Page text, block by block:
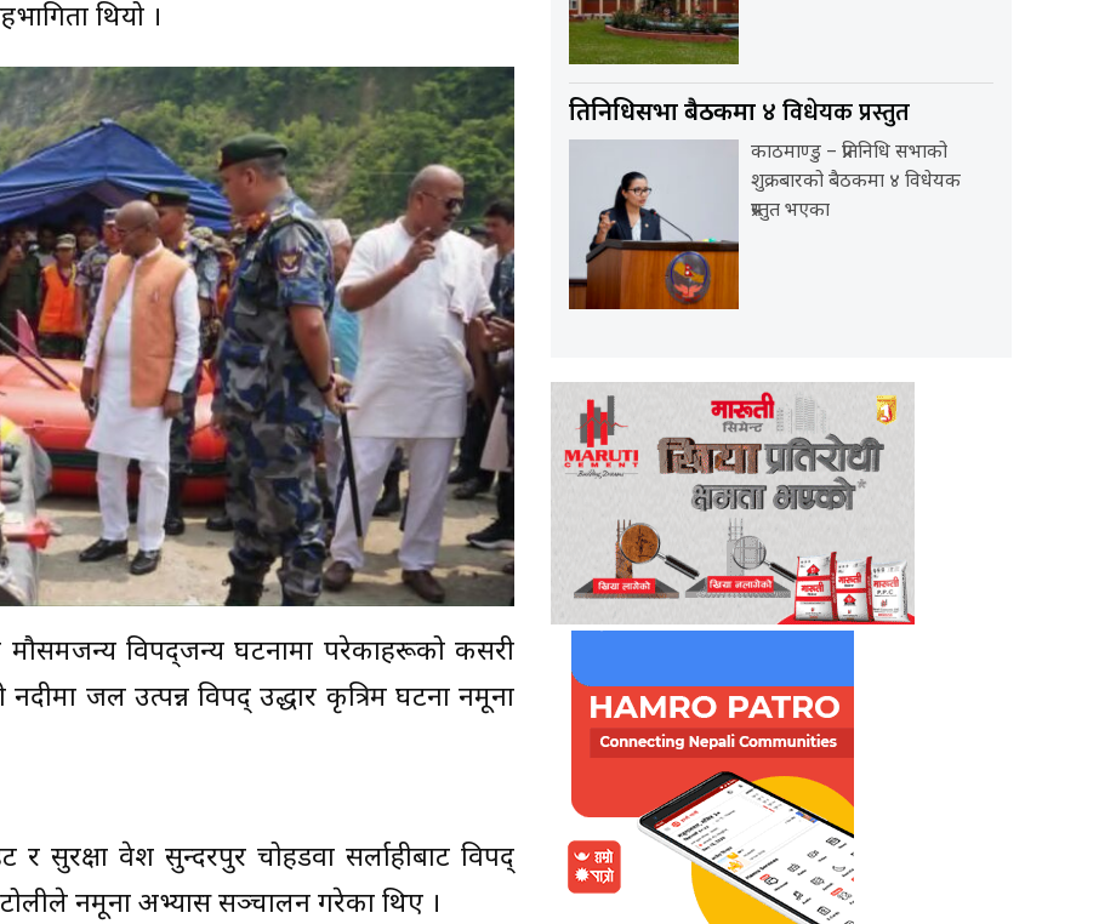
थियो ।
विपद्जन्य घटनामा परेकाहरूको कसरी
नदीमा जल उत्पन्न विपद् उद्धार कृत्रिम घटना नमूना
सुरक्षा वेश सुन्दरपुर चोहडवा सर्लाहीबाट विपद्
टोलीले नमूना अभ्यास सञ्चालन गरेका थिए ।
प्रतिनिधिसभा बैठकमा ४ विधेयक प्रस्तुत
काठमाण्डु – प्रतिनिधि सभाको
शुक्रबारको बैठकमा ४ विधेयक
प्रस्तुत भएका